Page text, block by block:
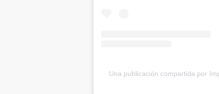
Una publicación compartida por